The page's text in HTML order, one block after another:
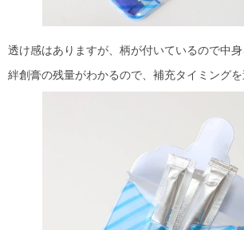
透け感はありますが、柄が付いているので中身
絆創膏の残量がわかるので、補充タイミング